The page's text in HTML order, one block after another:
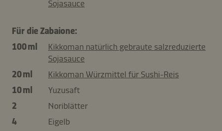
Sojasauce
Für die Zabaione:
100 ml
Kikkoman natürlich gebraute salzreduzierte
Sojasauce
20 ml
Kikkoman Würzmittel für Sushi-Reis
10 ml
Yuzusaft
2
Noriblätter
4
Eigelb